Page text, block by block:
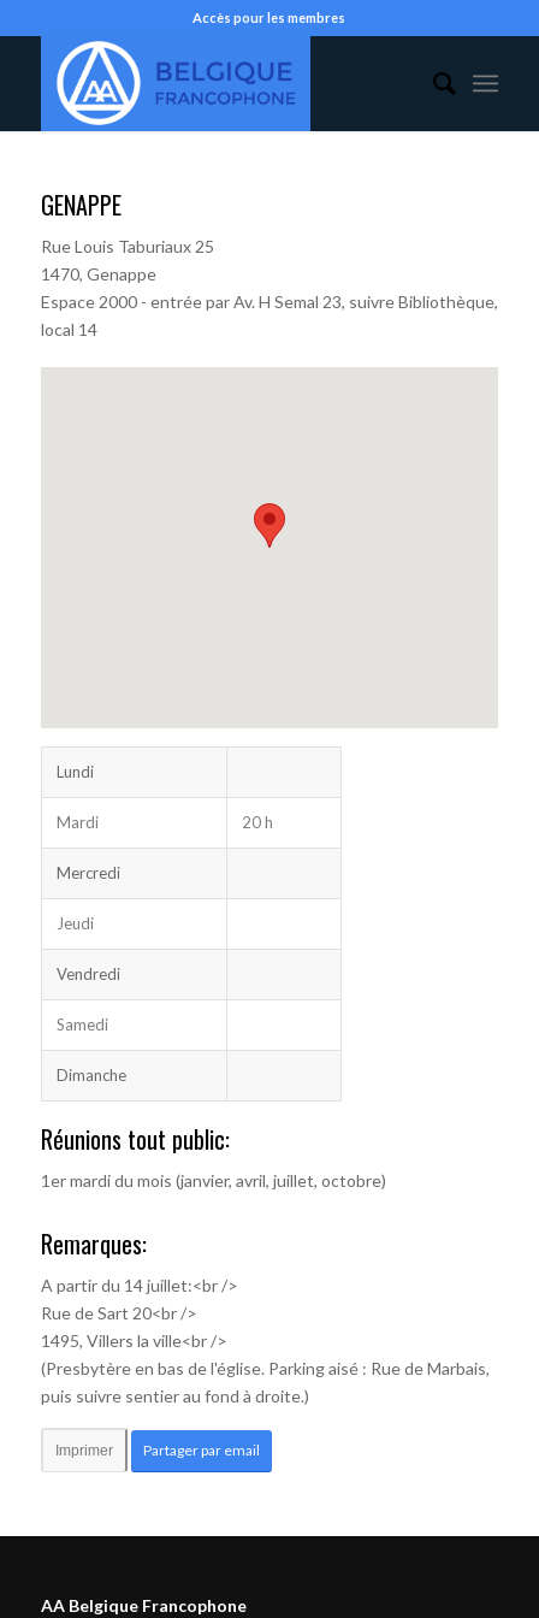
Accès pour les membres
GENAPPE
Rue Louis Taburiaux 25
1470, Genappe
Espace 2000 - entrée par Av. H Semal 23, suivre Bibliothèque,
local 14
Lundi
Mardi 20 h
Mercredi
Jeudi
Vendredi
Samedi
Dimanche
Réunions tout public:
1er mardi du mois (janvier, avril, juillet, octobre)
Remarques:
A partir du 14 juillet:<br />
Rue de Sart 20<br />
1495, Villers la ville<br />
(Presbytère en bas de l'église. Parking aisé : Rue de Marbais,
puis suivre sentier au fond à droite.)
Imprimer Partager par email
AA Belgique Francophone